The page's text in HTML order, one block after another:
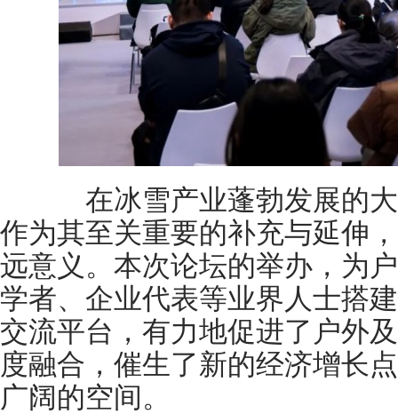
在冰雪产业蓬勃发展的大
作为其至关重要的补充与延伸
远意义。本次论坛的举办，为
学者、企业代表等业界人士搭
交流平台，有力地促进了户外
度融合，催生了新的经济增长
广阔的空间。